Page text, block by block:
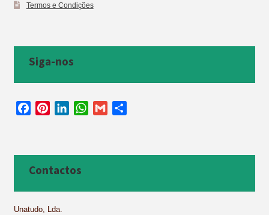
Termos e Condições
Siga-nos
b
o
k
e
e
s
I
W
p
Contactos
Unatudo, Lda.